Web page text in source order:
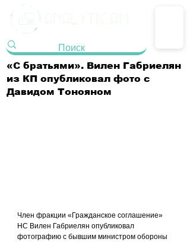
«С братьями». Вилен Габриелян
из КП опубликовал фото с
Давидом Тонояном
Член фракции «Гражданское соглашение»
НС Вилен Габриелян опубликовал
фотографию с бывшим министром обороны